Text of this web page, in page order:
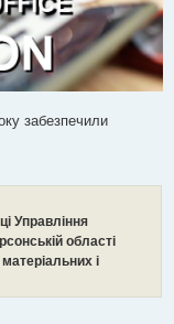
забезпечили
Управління
області
і